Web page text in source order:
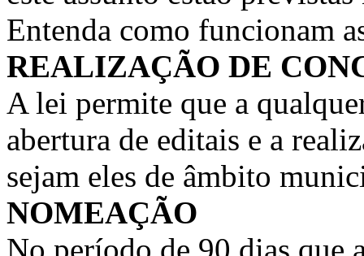
Entenda como funcionam
REALIZAÇÃO DE
A lei permite que a
abertura de editais e a
sejam eles de âmbito
NOMEAÇÃO